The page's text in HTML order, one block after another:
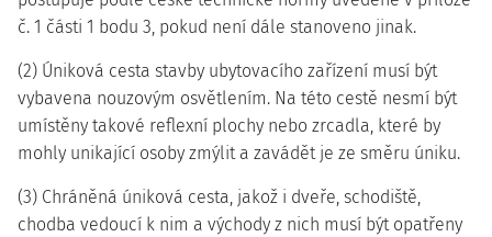
č. 1 části 1 bodu 3, pokud není dále stanoveno jinak.
(2) Úniková cesta stavby ubytovacího zařízení musí být
vybavena nouzovým osvětlením. Na této cestě nesmí být
umístěny takové reflexní plochy nebo zrcadla, které by
mohly unikající osoby zmýlit a zavádět je ze směru úniku.
(3) Chráněná úniková cesta, jakož i dveře, schodiště,
chodba vedoucí k nim a východy z nich musí být opatřeny